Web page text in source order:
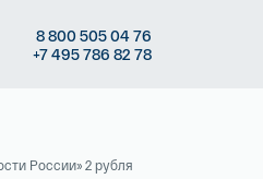
8800 50504 76
+7495 786 82 78
России» 2 рубля